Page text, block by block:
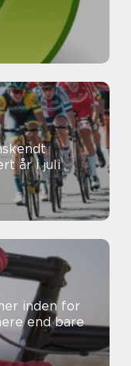
år i juli
inden for
end bare